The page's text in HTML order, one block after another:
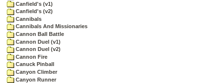
Canfield's (v1)
Canfield's (v2)
Cannibals
Cannibals And Missionaries
Cannon Ball Battle
Cannon Duel (v1)
Cannon Duel (v2)
Cannon Fire
Canuck Pinball
Canyon Climber
Canyon Runner